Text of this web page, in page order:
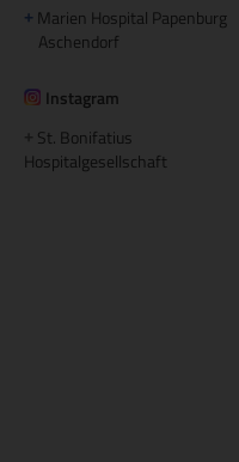
+ Marien Hospital Papenburg
Aschendorf
Instagram
St. Bonifatius
Hospitalgesellschaft